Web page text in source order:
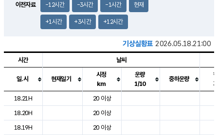
이전자료 -12시간 -3시간 -1시간 현재
+1시간 +3시간 +12시간
기상실황표 2026.05.18.21:00
도시별 기상실황표로 지점, 날씨, 기온, 강수, 바람, 기압등을 안내한 표입
시간 날씨
일.시 현재일기
시정
km
운량
1/10
중하운량
18.21H
20 이상
18.20H
20 이상
18.19H
20 이상